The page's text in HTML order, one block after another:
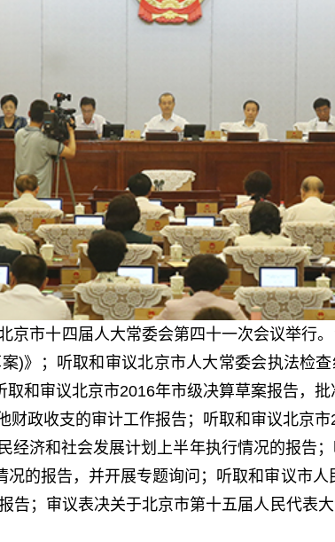
市十四届人大常委会第四十一次会议举行
)》；听取和审议北京市人大常委会执法检
和审议北京市2016年市级决算草案报告，批
财政收支的审计工作报告；听取和审议北京
经济和社会发展计划上半年执行情况的报告
的报告，并开展专题询问；听取和审议市人
告；审议表决关于北京市第十五届人民代表